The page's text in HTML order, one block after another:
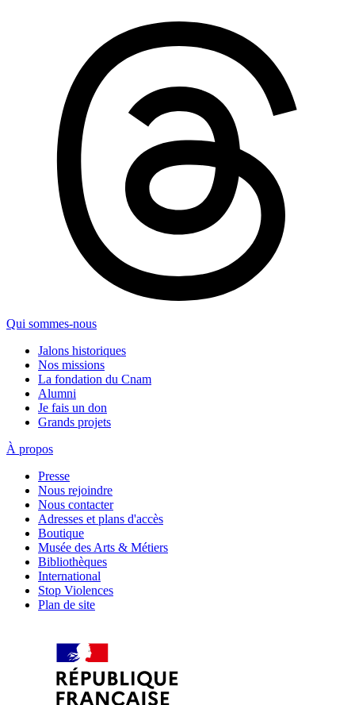
Qui sommes-nous
Jalons historiques
Nos missions
La fondation du Cnam
Alumni
Je fais un don
Grands projets
À propos
Presse
Nous rejoindre
Nous contacter
Adresses et plans d'accès
Boutique
Musée des Arts & Métiers
Bibliothèques
International
Stop Violences
Plan de site